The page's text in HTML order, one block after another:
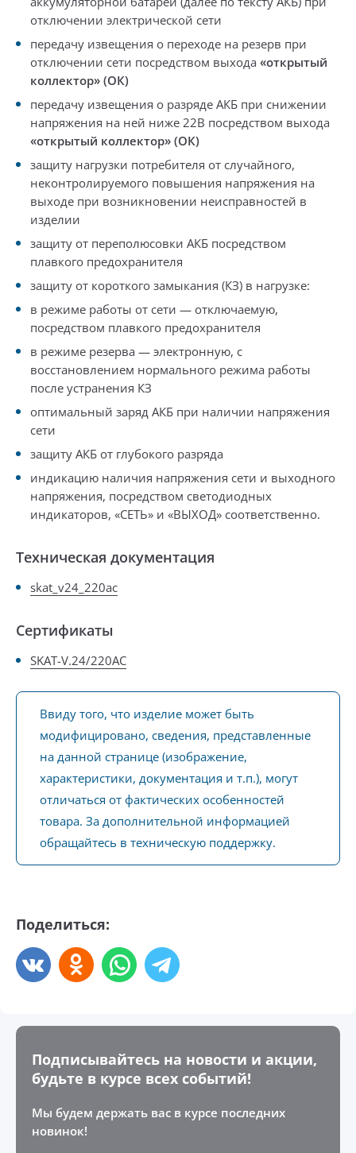
отключении электрической сети
передачу извещения о переходе на резерв при
отключении сети посредством выхода «открытый
коллектор» (ОК)
передачу извещения о разряде АКБ при снижении
напряжения на ней ниже 22В посредством выхода
«открытый коллектор» (ОК)
защиту нагрузки потребителя от случайного,
неконтролируемого повышения напряжения на
выходе при возникновении неисправностей в
изделии
защиту от переполюсовки АКБ посредством
плавкого предохранителя
защиту от короткого замыкания (КЗ) в нагрузке:
в режиме работы от сети — отключаемую,
посредством плавкого предохранителя
в режиме резерва — электронную, с
восстановлением нормального режима работы
после устранения КЗ
оптимальный заряд АКБ при наличии напряжения
сети
защиту АКБ от глубокого разряда
индикацию наличия напряжения сети и выходного
напряжения, посредством светодиодных
индикаторов, «СЕТЬ» и «ВЫХОД» соответственно.
Техническая документация
skat_v24_220ac
Сертификаты
SKAT-V.24/220AC
Ввиду того, что изделие может быть
модифицировано, сведения, представленные
на данной странице (изображение,
характеристики, документация и т.п.), могут
отличаться от фактических особенностей
товара. За дополнительной информацией
обращайтесь в техническую поддержку.
Поделиться:
Подписывайтесь на новости и акции,
будьте в курсе всех событий!
Мы будем держать вас в курсе последних
новинок!